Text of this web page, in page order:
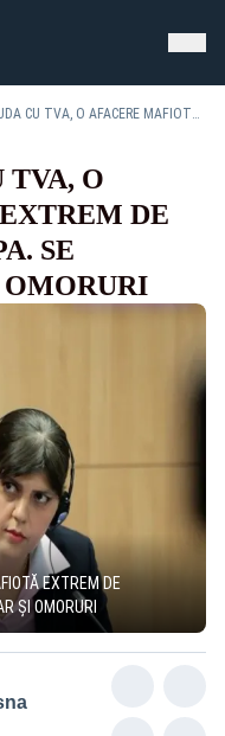
KOVESI: FRAUDA CU TVA, O AFACERE MAFIOTĂ EXTREM DE VIOLENTĂ ÎN EUROPA. SE COMANDĂ CHIAR ȘI OMORURI
TVA, O
DE
SE
EXTREM DE
ȘI OMORURI